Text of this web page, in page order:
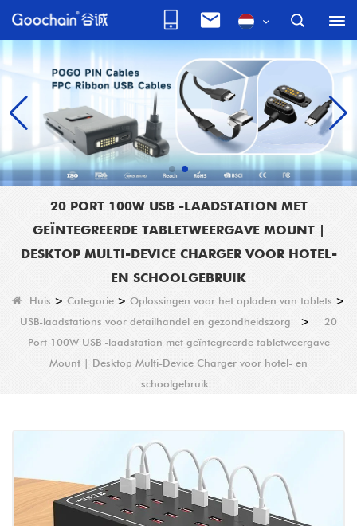
20 PORT 100W USB -LAADSTATION MET
GEÏNTEGREERDE TABLETWEERGAVE MOUNT |
DESKTOP MULTI-DEVICE CHARGER VOOR HOTEL-
EN SCHOOLGEBRUIK
Huis > Categorie > Oplossingen voor het opladen van tablets >
USB-laadstations voor detailhandel en gezondheidszorg >
20
Port 100W USB -laadstation met geïntegreerde tabletweergave
Mount | Desktop Multi-Device Charger voor hotel- en
schoolgebruik